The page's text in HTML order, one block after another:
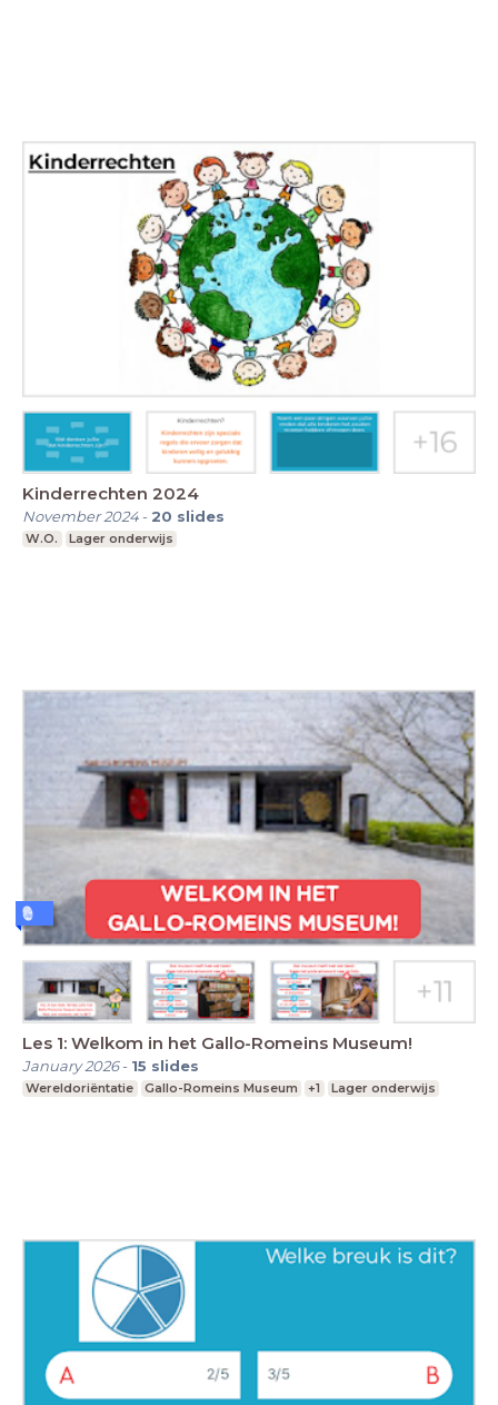
Kinderrechten 2024
November 2024- 20 slides
W.O. Lager onderwijs
Les 1: Welkom in het Gallo-Romeins Museum!
January 2026- 15 slides
Wereldoriëntatie Gallo-Romeins Museum +1 Lager onderwijs